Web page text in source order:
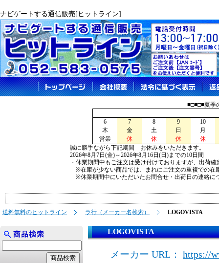
ナビゲートする通信販売[ヒットライン]
■□■□■夏季
6 7 8 9
10
木
金 土 日
月
営業
休 休 休
休
誠に勝手ながら下記期間 お休みをいただきます。
2026年8月7日(金)～2026年8月16日(日)までの10日間
・休業期間中もご注文は受け付けておりますが、出荷
※在庫が少ない商品では、まれにご注文の重複での在
※休業期間中にいただいたお問合せ・出荷日の連絡に
送料無料のヒットライン ラ行（メーカー名検索） LOGOVISTA
LOGOVISTA
メーカー URL：
https://